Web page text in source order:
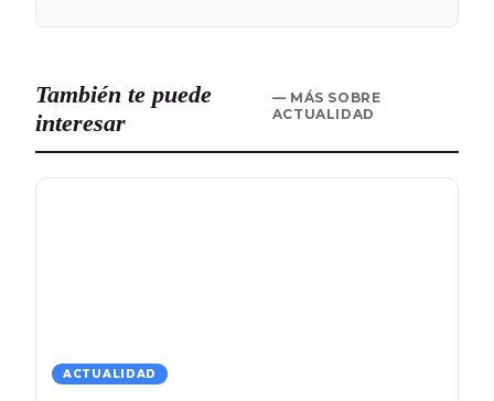
También te puede
interesar
— MÁS SOBRE
ACTUALIDAD
ACTUALIDAD